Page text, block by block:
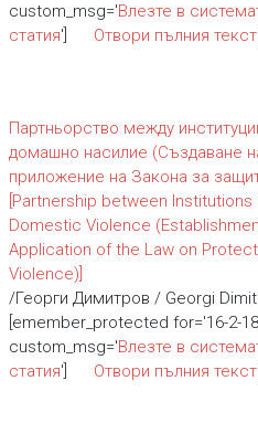
custom_msg='Влезте в
статия'] Отвори пълния текст
Партньорство между
домашно насилие (Създаване
приложение на Закона за
[Partnership between
Domestic Violence
Application of the Law on
Violence)]
/Георги Димитров / Georgi
[emember_protected for='16-2-
custom_msg='Влезте в
статия'] Отвори пълния текст